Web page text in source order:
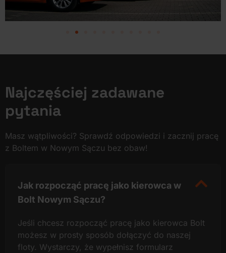
Najczęściej zadawane
pytania
Masz wątpliwości? Sprawdź odpowiedzi i zacznij pracę
z Boltem w Nowym Sączu bez obaw!
Jak rozpocząć pracę jako kierowca w
Bolt Nowym Sączu?
Jeśli chcesz rozpocząć pracę jako kierowca Bolt
możesz w prosty sposób dołączyć do naszej
floty. Wystarczy, że wypełnisz formularz